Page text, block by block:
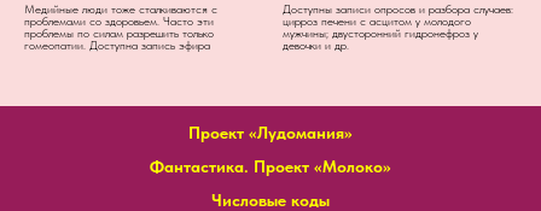
Медийные люди тоже сталкиваются с
проблемами со здоровьем. Часто эти
проблемы по силам разрешить только
гомеопатии. Доступна запись эфира
Доступны записи опросов и разбора случаев:
цирроз печени с асцитом у молодого
мужчины; двусторонний гидронефроз у
девочки и др.
Проект «Лудомания»
Фантастика. Проект «Молоко»
Числовые коды